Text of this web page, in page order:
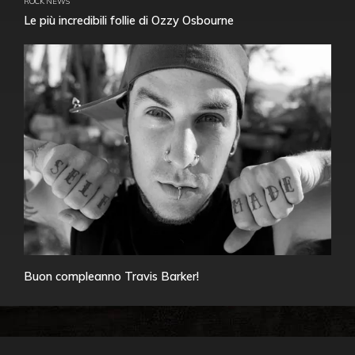
Le più incredibili follie di Ozzy Osbourne
Buon compleanno Travis Barker!